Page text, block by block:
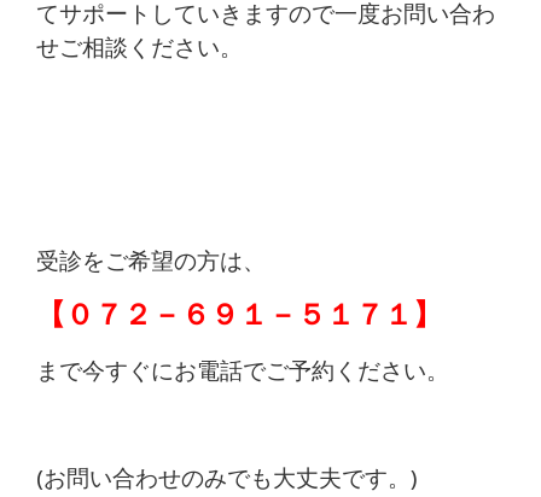
てサポートしていきますので一度お問い合わ
せご相談ください。
受診をご希望の方は、
【０７２－６９１－５１７１】
まで今すぐにお電話でご予約ください。
(お問い合わせのみでも大丈夫です。)